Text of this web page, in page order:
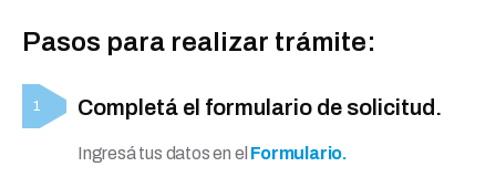
Pasos para realizar trámite:
Completá el formulario de solicitud.
Ingresá tus datos en el Formulario.